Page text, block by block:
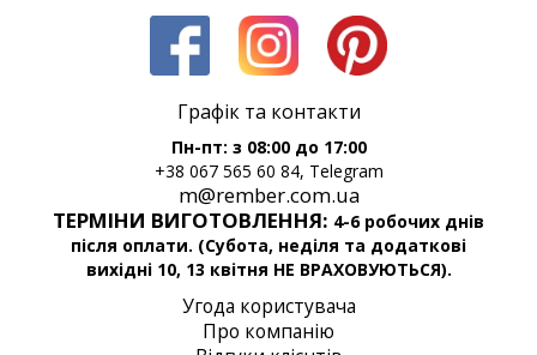
Графік та контакти
Пн-пт: з 08:00 до 17:00
+38 067 565 60 84, Telegram
m@rember.com.ua
ТЕРМІНИ ВИГОТОВЛЕННЯ: 4-6 робочих днів
після оплати. (Субота, неділя та додаткові
вихідні 10, 13 квітня НЕ ВРАХОВУЮТЬСЯ).
Угода користувача
Про компанію